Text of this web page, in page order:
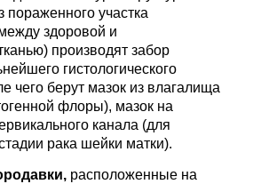
пораженного участка
здоровой и
производят забор
гистологического
чего берут мазок из влагалища
флоры), мазок на
канала (для
рака шейки матки).
расположенные на